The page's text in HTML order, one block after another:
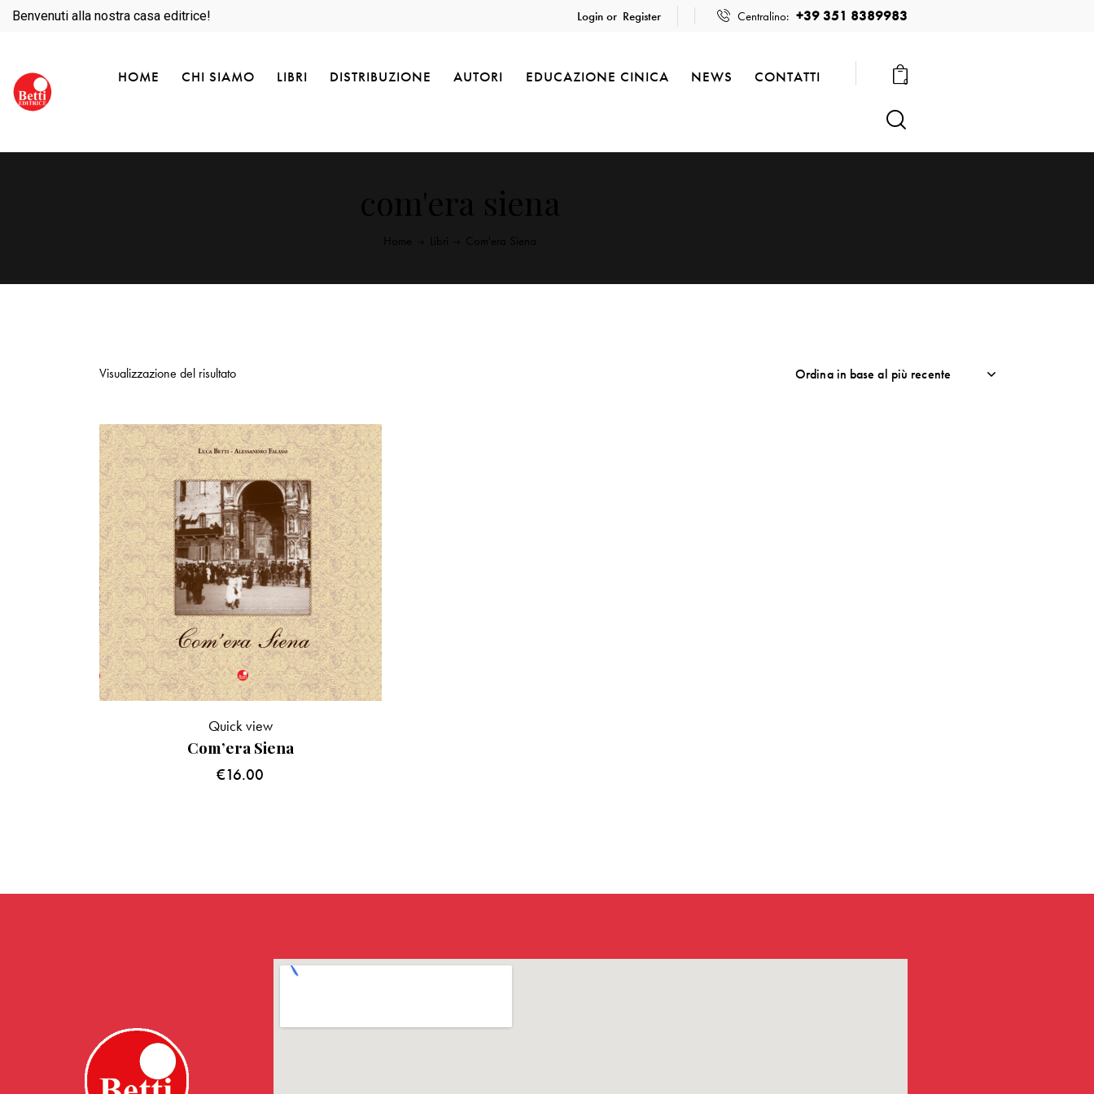
Benvenuti alla nostra casa editrice! Login or Register Centralino: +39 351 8389983
HOME CHI SIAMO LIBRI DISTRIBUZIONE AUTORI EDUCAZIONE CINICA NEWS CONTATTI 0
Visualizzazione del risultato
Com’era Siena
€16.00
Quick view